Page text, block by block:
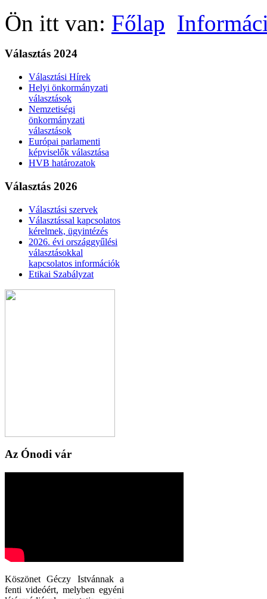
Ön itt van: Főlap
Választás 2024
Választási Hírek
Helyi önkormányzati
választások
Nemzetiségi
önkormányzati
választások
Európai parlamenti
képviselők választása
HVB határozatok
Választás 2026
Választási szervek
Választással kapcsolatos
kérelmek, ügyintézés
2026. évi országgyűlési
választásokkal
kapcsolatos információk
Etikai Szabályzat
Az Ónodi vár
Köszönet Géczy Istvánnak a
fenti videóért, melyben egyéni